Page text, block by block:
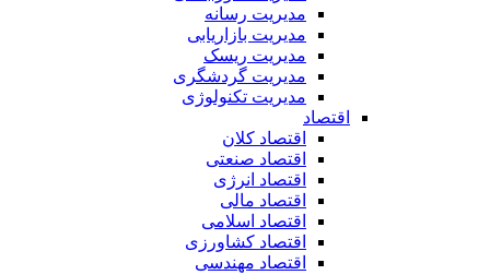
مدیریت رسانه
مدیریت بازاریابی
مدیریت ریسک
مدیریت گردشگری
مدیریت تکنولوژی
اقتصاد
اقتصاد کلان
اقتصاد صنعتی
اقتصاد انرژی
اقتصاد مالی
اقتصاد اسلامی
اقتصاد کشاورزی
اقتصاد مهندسی